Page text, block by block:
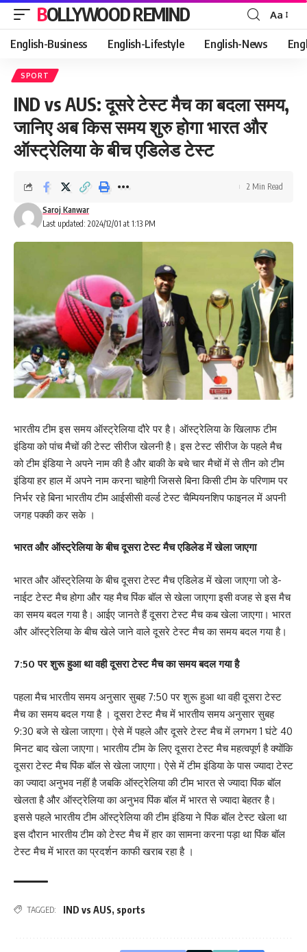
BOLLYWOOD REMIND
Font
Resizer
Aa
English-Business English-Lifestyle English-News
SPORT
IND vs AUS: दूसरे टेस्ट मैच का बदला समय,
जानिए अब किस समय शुरु होगा भारत और
ऑस्ट्रेलिया के बीच एडिलेड टेस्ट
Last updated: 2024/12/01 at 1:13 PM
Saroj Kanwar
2 Min Read
भारतीय टीम इस समय ऑस्ट्रेलिया दौरे पर है। ऑस्ट्रेलिया के खिलाफ टीम
इंडिया को पांच मैचों की टेस्ट सीरीज खेलनी है। इस टेस्ट सीरीज के पहले मैच
को टीम इंडिया ने अपने नाम की है और बाकी के बचे चार मैचों में से तीन को टीम
इंडिया हर हाल में अपने नाम करना चाहेगी जिससे बिना किसी टीम के परिणाम पर
निर्भर रहे बिना भारतीय टीम आईसीसी वर्ल्ड टेस्ट चैम्पियनशिप फाइनल में अपनी
जगह पक्की कर सके ।
भारत और ऑस्ट्रेलिया के बीच दूसरा टेस्ट मैच एडिलेड में खेला जाएगा
भारत और ऑस्ट्रेलिया के बीच दूसरा टेस्ट मैच एडिलेड में खेला जाएगा जो डे-
नाईट टेस्ट मैच होगा और यह मैच पिंक बॉल से खेला जाएगा इसी वजह से इस मैच
का समय बदल गया है। आईए जानते हैं दूसरा टेस्ट मैच कब खेला जाएगा। भारत
और ऑस्ट्रेलिया के बीच खेले जाने वाले दूसरे टेस्ट मैच का समय बदल गया है।
7:50 पर शुरू हुआ था वही दूसरा टेस्ट मैच का समय बदल गया है
पहला मैच भारतीय समय अनुसार सुबह 7:50 पर शुरू हुआ था वही दूसरा टेस्ट
मैच का समय बदल गया है । दूसरा टेस्ट मैच में भारतीय समय अनुसार सुबह
9:30 बजे से खेला जाएगा। ऐसे में पहले और दूसरे टेस्ट मैच में लगभग 1 घंटे 40
मिनट बाद खेला जाएगा। भारतीय टीम के लिए दूसरा टेस्ट मैच महत्वपूर्ण है क्योंकि
दूसरा टेस्ट मैच पिंक बॉल से खेला जाएगा। ऐसे में टीम इंडिया के पास ज्यादा टेस्ट
का ज्यादा अनुभव नहीं है जबकि ऑस्ट्रेलिया की टीम भारत से ज्यादा पिंक बॉल
खेलता है और ऑस्ट्रेलिया का अनुभव पिंक बॉल में भारत से ज्यादा बेहतर है।
इससे पहले भारतीय टीम ऑस्ट्रेलिया की टीम इंडिया ने पिंक बॉल टेस्ट खेला था
इस दौरान भारतीय टीम को टेस्ट मैच में हार का सामना करना पड़ा था पिंक बॉल
टेस्ट मैच में भारत का प्रदर्शन काफी खराब रहा है ।
TAGGED: IND vs AUS, sports